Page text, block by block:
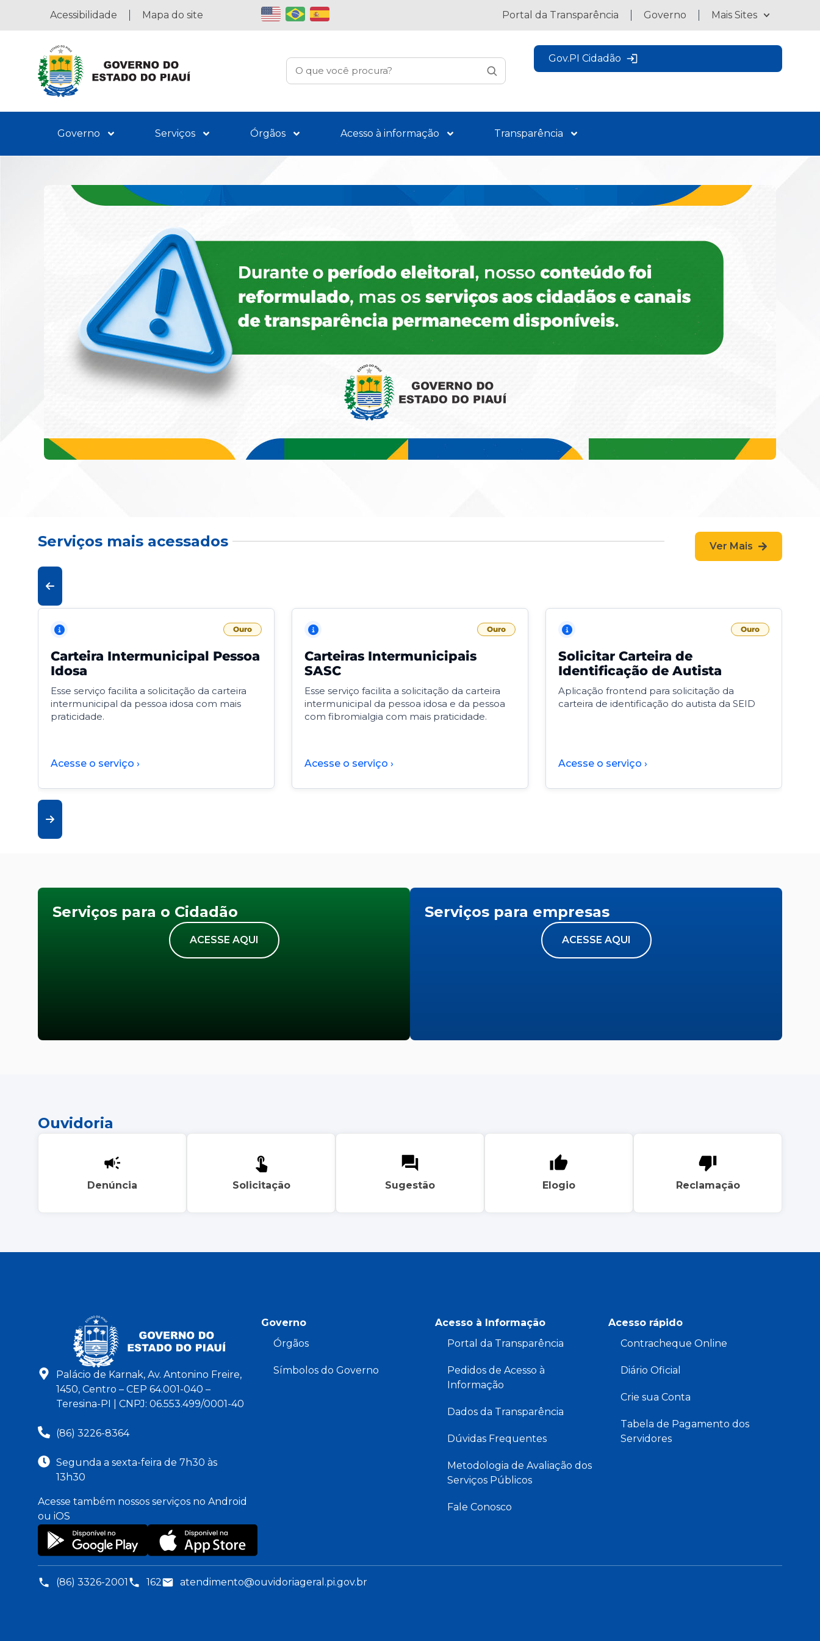
Acessibilidade Mapa do site Portal da Transparência Governo Mais Sites
Gov.PI Cidadão
Governo Serviços Órgãos Acesso à informação Transparência
Serviços mais acessados Ver Mais
Ouro
Carteira Intermunicipal Pessoa
Idosa
Esse serviço facilita a solicitação da carteira
intermunicipal da pessoa idosa com mais
praticidade.
Acesse o serviço ›
Ouro
Carteiras Intermunicipais
SASC
Esse serviço facilita a solicitação da carteira
intermunicipal da pessoa idosa e da pessoa
com fibromialgia com mais praticidade.
Acesse o serviço ›
Ouro
Solicitar Carteira de
Identificação de Autista
Aplicação frontend para solicitação da
carteira de identificação do autista da SEID
Acesse o serviço ›
Serviços para o Cidadão
ACESSE AQUI
Serviços para empresas
ACESSE AQUI
Ouvidoria
Denúncia Solicitação Sugestão Elogio Reclamação
Palácio de Karnak, Av. Antonino Freire,
1450, Centro – CEP 64.001-040 –
Teresina-PI | CNPJ: 06.553.499/0001-40
(86) 3226-8364
Segunda a sexta-feira de 7h30 às
13h30
Acesse também nossos serviços no Android
ou iOS
Governo
Órgãos
Símbolos do Governo
Acesso à Informação
Portal da Transparência
Pedidos de Acesso à
Informação
Dados da Transparência
Dúvidas Frequentes
Metodologia de Avaliação dos
Serviços Públicos
Fale Conosco
Acesso rápido
Contracheque Online
Diário Oficial
Crie sua Conta
Tabela de Pagamento dos
Servidores
(86) 3326-2001 162 atendimento@ouvidoriageral.pi.gov.br